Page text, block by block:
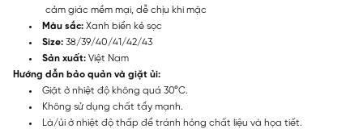
cảm giác mềm mại, dễ chịu khi mặc
Màu sắc: Xanh biển kẻ sọc
Size: 38/39/40/41/42/43
Sản xuất: Việt Nam
Hướng dẫn bảo quản và giặt ủi:
Giặt ở nhiệt độ không quá 30°C.
Không sử dụng chất tẩy mạnh.
Là/ủi ở nhiệt độ thấp để tránh hỏng chất liệu và họa tiết.